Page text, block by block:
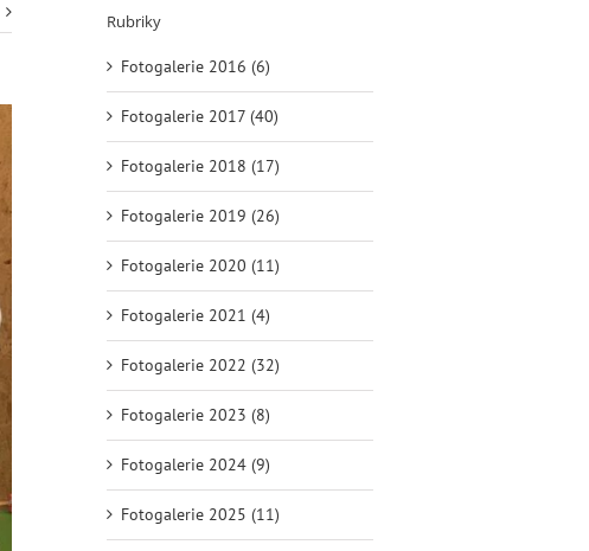
Rubriky
Fotogalerie 2016 (6)
Fotogalerie 2017 (40)
Fotogalerie 2018 (17)
Fotogalerie 2019 (26)
Fotogalerie 2020 (11)
Fotogalerie 2021 (4)
Fotogalerie 2022 (32)
Fotogalerie 2023 (8)
Fotogalerie 2024 (9)
Fotogalerie 2025 (11)